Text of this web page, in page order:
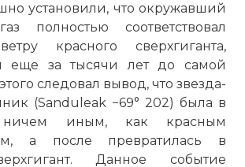
установили, что окружавший
полностью соответствовал
красного сверхгиганта,
еще за тысячи лет до самой
следовал вывод, что звезда-
(Sanduleak −69° 202) была в
иным, как красным
а после превратилась в
Данное событие